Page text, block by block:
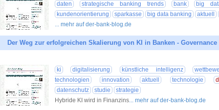
daten
strategische banking trends bank
big
kundenorientierung
sparkasse big data banking
aktuell
... mehr auf der-bank-blog.de
Der Weg zur erfolgreichen Skalierung von KI in Banken -
ki digitalisierung künstliche intelligenz
technologien
innovation aktuell technologie
datenschutz
studie
strategie
Hybride KI wird in Finanzins... mehr auf der-bank-blog.de